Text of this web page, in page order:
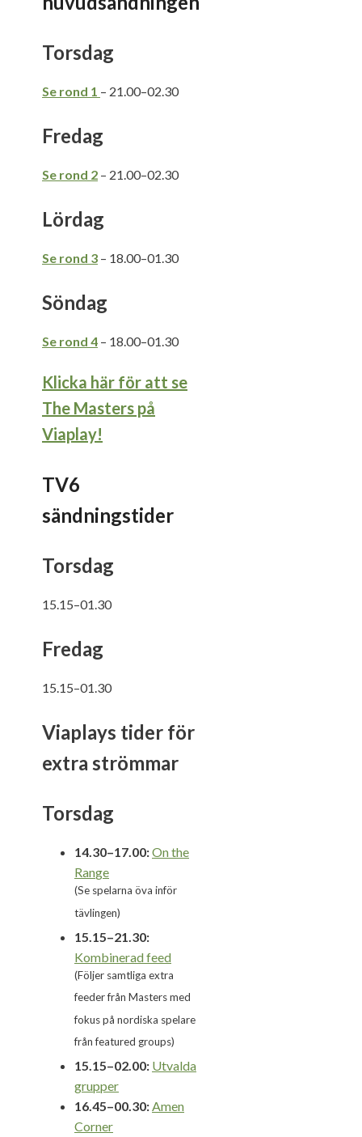
Torsdag
Se rond 1 – 21.00–02.30
Fredag
Se rond 2 – 21.00–02.30
Lördag
Se rond 3 – 18.00–01.30
Söndag
Se rond 4 – 18.00–01.30
Klicka här för att se
The Masters på
Viaplay!
TV6
sändningstider
Torsdag
15.15–01.30
Fredag
15.15–01.30
Viaplays tider för
extra strömmar
Torsdag
14.30–17.00:On the
Range
(Se spelarna öva inför
tävlingen)
15.15–21.30:
Kombinerad feed
(Följer samtliga extra
feeder från Masters med
fokus på nordiska spelare
från featured groups)
15.15–02.00: Utvalda
grupper
16.45–00.30:Amen
Corner